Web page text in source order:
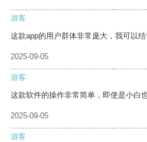
游客
这款app的用户群体非常庞大，我可以结
2025-09-05
游客
这款软件的操作非常简单，即使是小白
2025-09-05
游客